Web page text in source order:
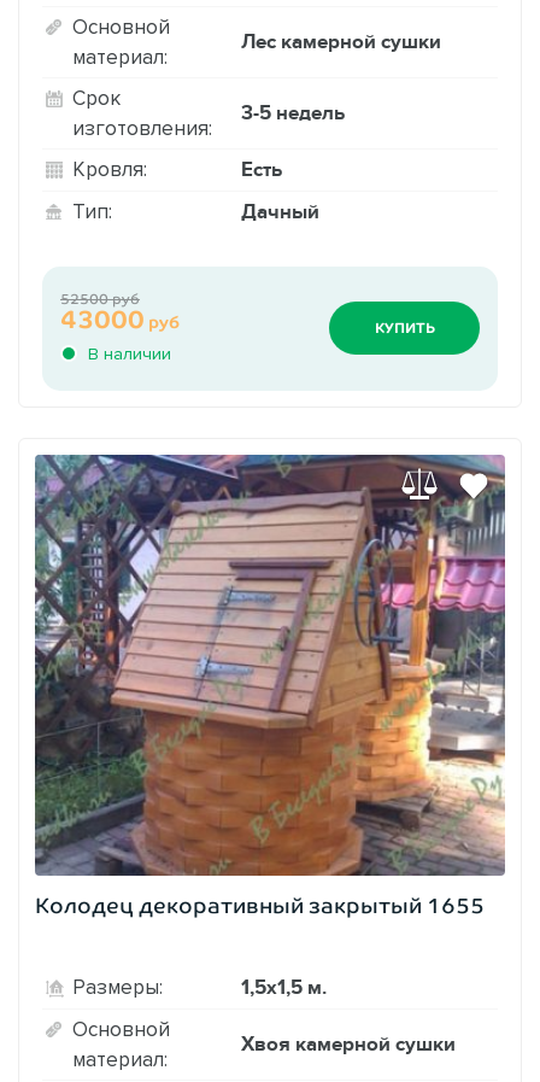
Основной
материал:
Лес камерной сушки
Срок
изготовления:
3-5 недель
Кровля: Есть
Тип: Дачный
В наличии
43000 руб
52500 руб
КУПИТЬ
Колодец декоративный закрытый 1655
Размеры: 1,5х1,5 м.
Основной
материал:
Хвоя камерной сушки